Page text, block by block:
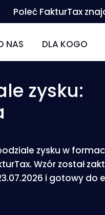
Poleć FakturTax
NAS
KSIĘGOWEGO
DLA KOGO
DLA USŁUG
zysku:
zysku w
Wzór został
i gotowy do